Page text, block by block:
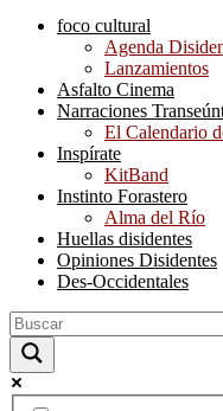
foco cultural
Agenda
Lanzamientos
Asfalto Cinema
Narraciones
El Calendario
Inspírate
KitBand
Instinto Forastero
Alma del Río
Huellas disidentes
Opiniones Disidentes
Des-Occidentales